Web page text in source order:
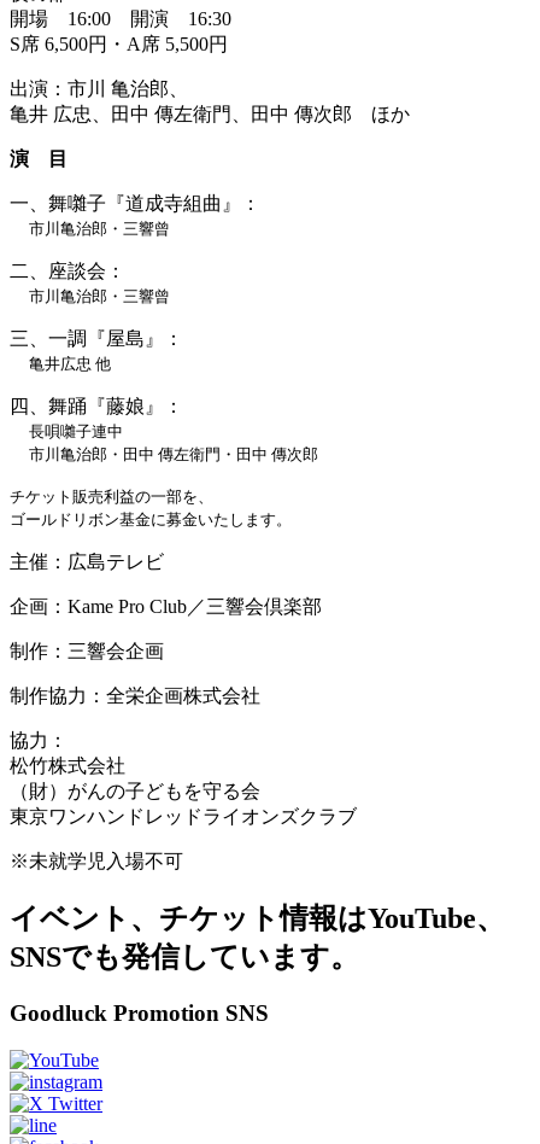
開場 16:00 開演 16:30
S席 6,500円・A席 5,500円
出演：市川 亀治郎、
亀井 広忠、田中 傳左衛門、田中 傳次郎 ほか
演 目
一、舞囃子『道成寺組曲』：
市川亀治郎・三響曾
二、座談会：
市川亀治郎・三響曾
三、一調『屋島』：
亀井広忠 他
四、舞踊『藤娘』：
長唄囃子連中
市川亀治郎・田中 傳左衛門・田中 傳次郎
チケット販売利益の一部を、
ゴールドリボン基金に募金いたします。
主催：広島テレビ
企画：Kame Pro Club／三響会倶楽部
制作：三響会企画
制作協力：全栄企画株式会社
協力：
松竹株式会社
（財）がんの子どもを守る会
東京ワンハンドレッドライオンズクラブ
※未就学児入場不可
イベント、チケット情報はYouTube、
SNSでも発信しています。
Goodluck Promotion SNS